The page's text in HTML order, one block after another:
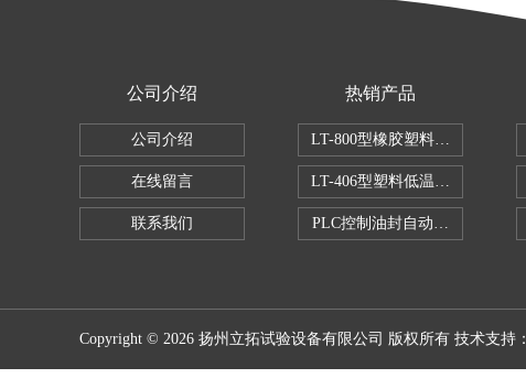
公司介绍
公司介绍
在线留言
联系我们
热销产品
LT-800型橡胶塑料拉伸试验机
LT-406型塑料低温脆性试验机
PLC控制油封自动修边机
Copyright © 2026 扬州立拓试验设备有限公司 版权所有 技术支持：